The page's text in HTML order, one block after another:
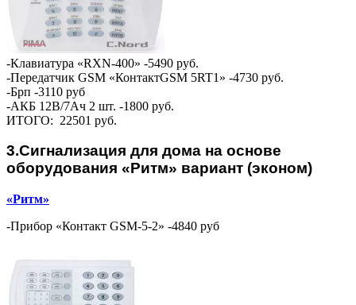
-Клавиатура «RXN-400» -5490 руб.
-Передатчик GSM «КонтактGSM 5RT1» -4730 руб.
-Брп -3110 руб
-АКБ 12В/7Ач 2 шт. -1800 руб.
ИТОГО: 22501 руб.
3.Сигнализация для дома на основе
оборудования «Ритм» вариант (эконом)
«Ритм»
-Прибор «Контакт GSM-5-2» -4840 руб